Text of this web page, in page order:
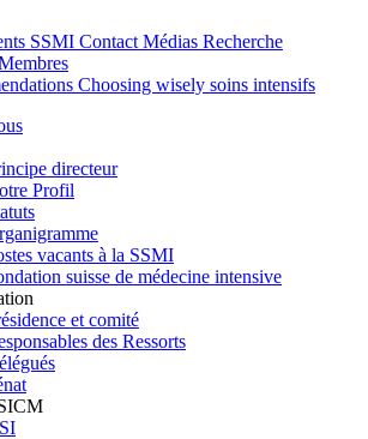
SSMI Contact Médias Recherche
Choosing wisely soins intensifs
directeur
Profil
vacants à la SSMI
suisse de médecine intensive
et comité
des Ressorts